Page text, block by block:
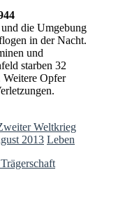
die Umgebung
in der Nacht.
und
starben 32
Opfer
Weltkrieg
2013 Leben